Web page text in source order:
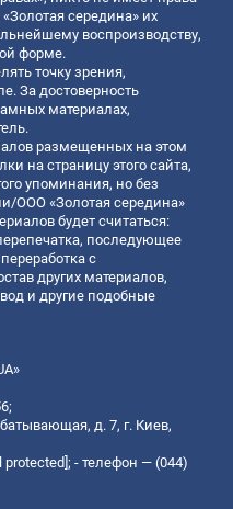
середина» их
воспроизводству,
форме.
точку зрения,
За достоверность
материалах,
размещенных на этом
на страницу этого сайта,
упоминания, но без
ООО «Золотая середина»
будет считаться:
последующее
с
других материалов,
и другие подобные
д. 7, г. Киев,
protected] ; - телефон — (044)